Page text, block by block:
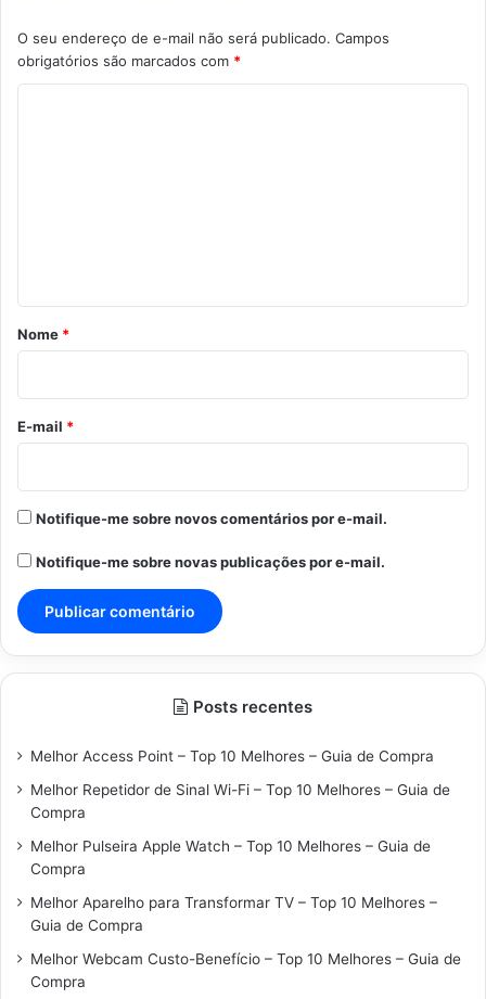
O seu endereço de e-mail não será publicado. Campos
obrigatórios são marcados com *
r
o
*
Nome *
E-mail *
Notifique-me sobre novos comentários por e-mail.
Notifique-me sobre novas publicações por e-mail.
Posts recentes
Melhor Access Point – Top 10 Melhores – Guia de Compra
Melhor Repetidor de Sinal Wi-Fi – Top 10 Melhores – Guia de
Compra
Melhor Pulseira Apple Watch – Top 10 Melhores – Guia de
Compra
Melhor Aparelho para Transformar TV – Top 10 Melhores –
Guia de Compra
Melhor Webcam Custo-Benefício – Top 10 Melhores – Guia de
Compra